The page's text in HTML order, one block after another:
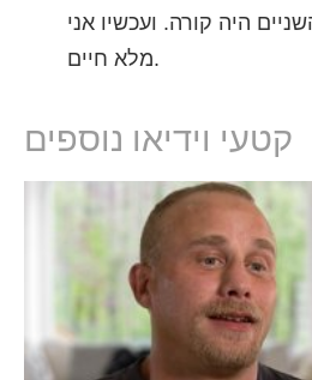
היה קורה. ועכשיו אני
מלא חיים.
קטעי וידיאו נוספים